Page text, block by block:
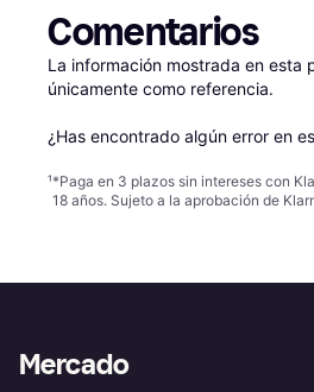
Comentarios
La información mostrada en
únicamente como referencia.
¿Has encontrado algún error en
¹*Paga en 3 plazos sin intereses con
18 años. Sujeto a la aprobación de
Mercado